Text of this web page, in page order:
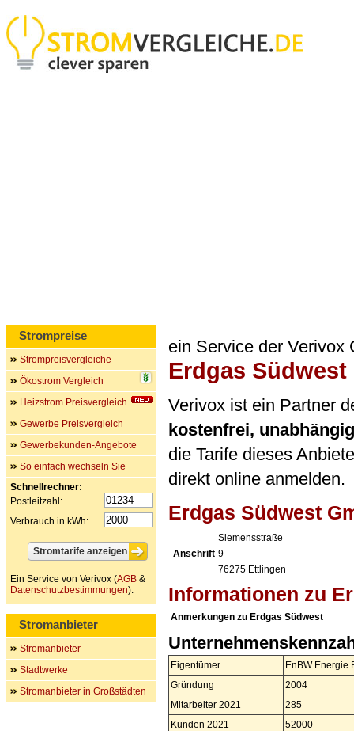
ein Service der Verivox
Erdgas Südwest
Verivox ist ein Partner
kostenfrei,
die Tarife dieses
direkt online anmelden.
Erdgas Südwest
Anschrift
Siemensstraße
9
76275 Ettlingen
Informationen zu
Anmerkungen zu Erdgas Südwest
Eigentümer
EnBW Energie
Gründung
2004
Mitarbeiter 2021
285
Kunden 2021
52000
Strompreise
Strompreisvergleiche
Ökostrom Vergleich
Heizstrom Preisvergleich
Gewerbe Preisvergleich
Gewerbekunden-Angebote
So einfach wechseln Sie
Schnellrechner:
Postleitzahl:
Verbrauch in kWh:
Ein Service von Verivox (AGB &
Datenschutzbestimmungen).
Stromanbieter
Stromanbieter
Stadtwerke
Stromanbieter in Großstädten